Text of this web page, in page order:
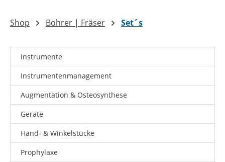
Shop Bohrer | Fräser Set´s
Instrumente
Instrumentenmanagement
Augmentation & Osteosynthese
Geräte
Hand- & Winkelstücke
Prophylaxe